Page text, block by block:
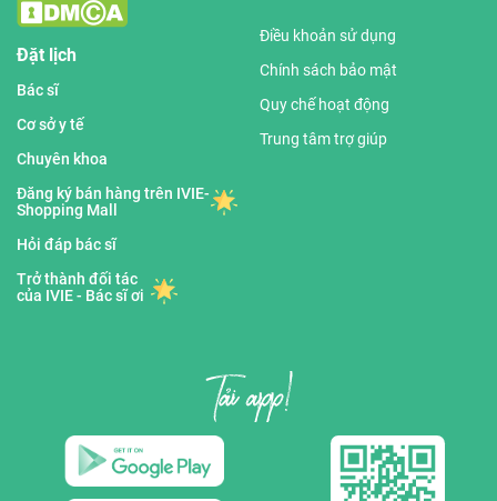
Đặt lịch
Bác sĩ
Cơ sở y tế
Chuyên khoa
Đăng ký bán hàng trên IVIE-
Shopping Mall
Hỏi đáp bác sĩ
Trở thành đối tác
của IVIE - Bác sĩ ơi
Điều khoản sử dụng
Chính sách bảo mật
Quy chế hoạt động
Trung tâm trợ giúp